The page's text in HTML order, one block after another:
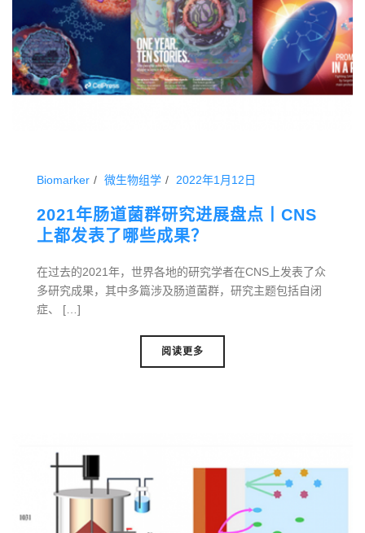
Biomarker 微生物组学 2022年1月12日
2021年肠道菌群研究进展盘点丨CNS
上都发表了哪些成果？
在过去的2021年，世界各地的研究学者在CNS上发表了众
多研究成果，其中多篇涉及肠道菌群，研究主题包括自闭
症、 […]
阅读更多